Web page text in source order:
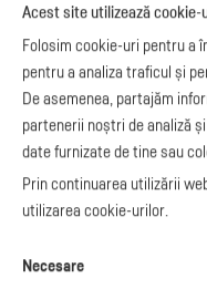
Exemple de facturi
Model factură
Manual de
facturare
Legislaţie facturi
Facturare online
blog.factureaza.ro
e-
ajutor?
Acest site utilizează cookie-
Folosim cookie-uri pentru a
pentru a analiza traficul și
De asemenea, partajăm
partenerii noștri de analiză
date furnizate de tine sau
Prin continuarea utilizării
utilizarea cookie-urilor.
Necesare